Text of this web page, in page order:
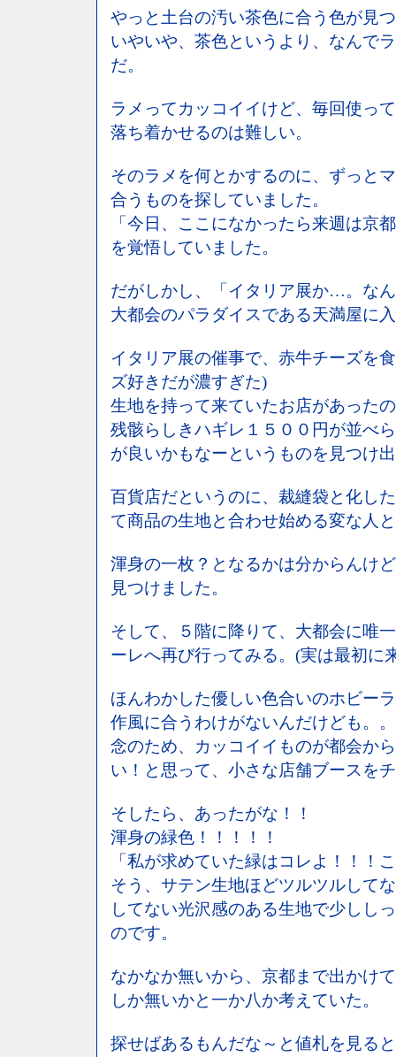
やっと土台の汚い茶色に合う色が見
いやいや、茶色というより、なんで
だ。
ラメってカッコイイけど、毎回使っ
落ち着かせるのは難しい。
そのラメを何とかするのに、ずっと
合うものを探していました。
「今日、ここになかったら来週は京
を覚悟していました。
だがしかし、「イタリア展か…。な
大都会のパラダイスである天満屋に
イタリア展の催事で、赤牛チーズを
ズ好きだが濃すぎた)
生地を持って来ていたお店があった
残骸らしきハギレ１５００円が並べ
が良いかもなーというものを見つけ
百貨店だというのに、裁縫袋と化し
て商品の生地と合わせ始める変な人
渾身の一枚？となるかは分からんけ
見つけました。
そして、５階に降りて、大都会に唯
ーレへ再び行ってみる。(実は最初に
ほんわかした優しい色合いのホビー
作風に合うわけがないんだけども。
念のため、カッコイイものが都会か
い！と思って、小さな店舗ブースを
そしたら、あったがな！！
渾身の緑色！！！！！
「私が求めていた緑はコレよ！！！
そう、サテン生地ほどツルツルして
してない光沢感のある生地で少しし
のです。
なかなか無いから、京都まで出かけ
しか無いかと一か八か考えていた。
探せばあるもんだな～と値札を見る